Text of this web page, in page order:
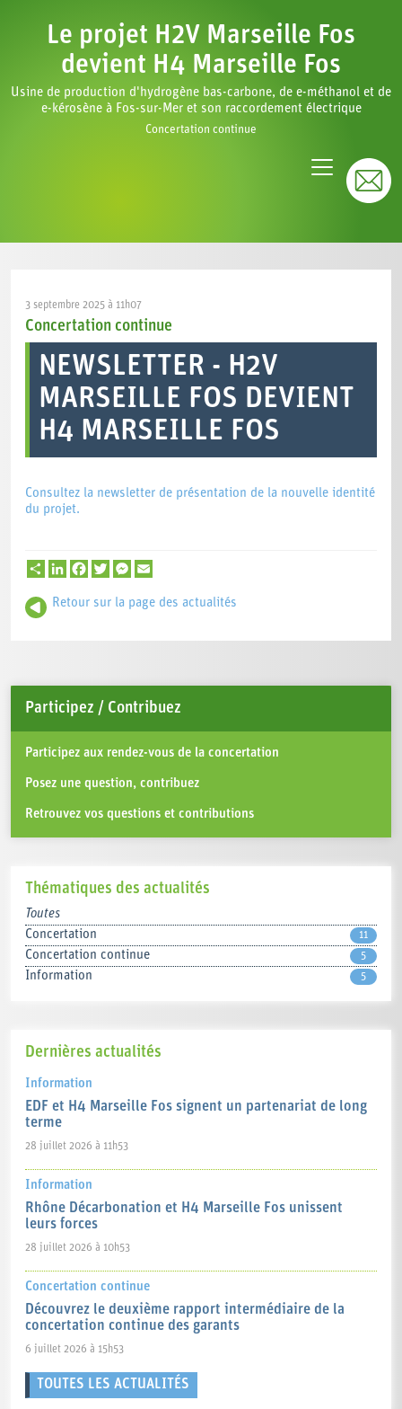
Le projet H2V Marseille Fos
devient H4 Marseille Fos
Usine de production d'hydrogène bas-carbone, de e-méthanol et de
e-kérosène à Fos-sur-Mer et son raccordement électrique
Concertation continue
3 septembre 2025 à 11h07
Concertation continue
NEWSLETTER - H2V
MARSEILLE FOS DEVIENT
H4 MARSEILLE FOS
Consultez la newsletter de présentation de la nouvelle identité
du projet.
PartagerLinkedInFacebook
TwitterMessenger
Retour sur la page des actualités
Participez / Contribuez
Participez aux rendez-vous de la concertation
Posez une question, contribuez
Retrouvez vos questions et contributions
Thématiques des actualités
Toutes
Concertation
11
Concertation continue 5
Information 5
Dernières actualités
Information
EDF et H4 Marseille Fos signent un partenariat de long
terme
28 juillet 2026 à 11h53
Information
Rhône Décarbonation et H4 Marseille Fos unissent
leurs forces
28 juillet 2026 à 10h53
Concertation continue
Découvrez le deuxième rapport intermédiaire de la
concertation continue des garants
6 juillet 2026 à 15h53
TOUTES LES ACTUALITÉS